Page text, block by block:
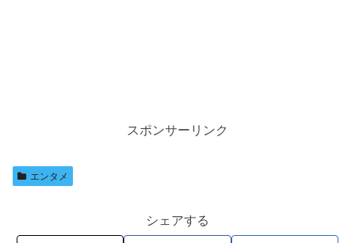
スポンサーリンク
エンタメ
シェアする